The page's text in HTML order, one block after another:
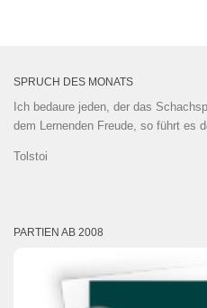
SPRUCH DES MONATS
Ich bedaure jeden, der das
dem Lernenden Freude, so führt es
Tolstoi
PARTIEN AB 2008